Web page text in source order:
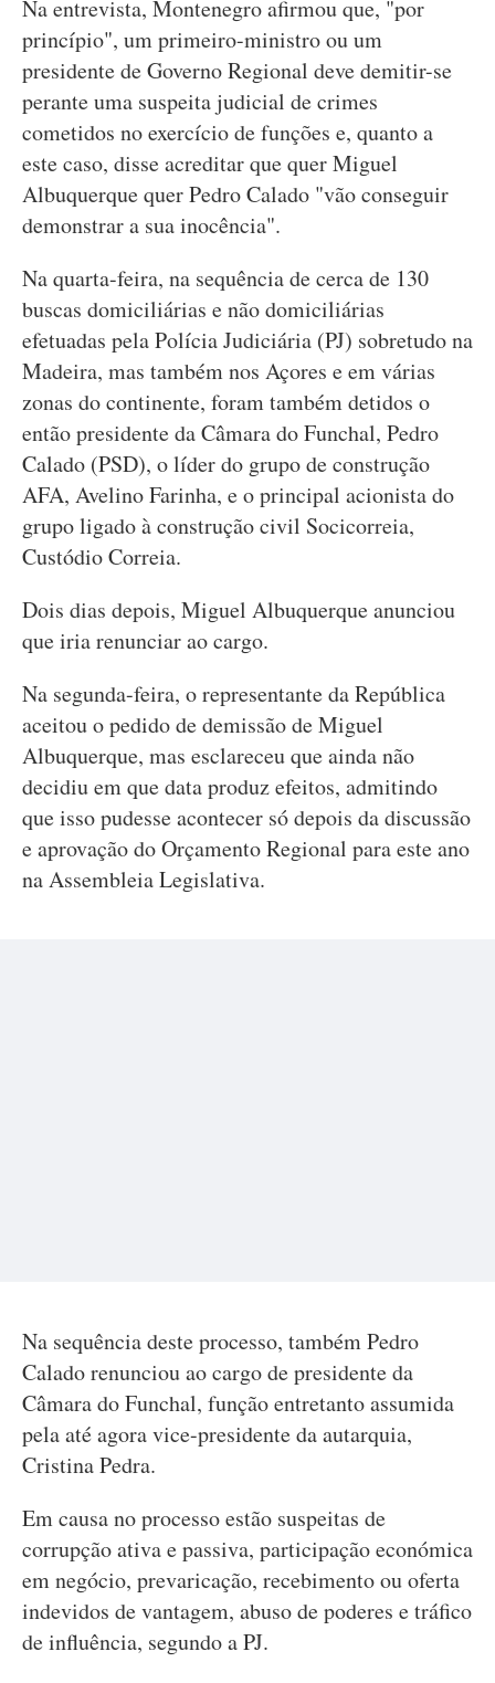
Na entrevista, Montenegro afirmou que, "por
princípio", um primeiro-ministro ou um
presidente de Governo Regional deve demitir-se
perante uma suspeita judicial de crimes
cometidos no exercício de funções e, quanto a
este caso, disse acreditar que quer Miguel
Albuquerque quer Pedro Calado "vão conseguir
demonstrar a sua inocência".
Na quarta-feira, na sequência de cerca de 130
buscas domiciliárias e não domiciliárias
efetuadas pela Polícia Judiciária (PJ) sobretudo na
Madeira, mas também nos Açores e em várias
zonas do continente, foram também detidos o
então presidente da Câmara do Funchal, Pedro
Calado (PSD), o líder do grupo de construção
AFA, Avelino Farinha, e o principal acionista do
grupo ligado à construção civil Socicorreia,
Custódio Correia.
Dois dias depois, Miguel Albuquerque anunciou
que iria renunciar ao cargo.
Na segunda-feira, o representante da República
aceitou o pedido de demissão de Miguel
Albuquerque, mas esclareceu que ainda não
decidiu em que data produz efeitos, admitindo
que isso pudesse acontecer só depois da discussão
e aprovação do Orçamento Regional para este ano
na Assembleia Legislativa.
Na sequência deste processo, também Pedro
Calado renunciou ao cargo de presidente da
Câmara do Funchal, função entretanto assumida
pela até agora vice-presidente da autarquia,
Cristina Pedra.
Em causa no processo estão suspeitas de
corrupção ativa e passiva, participação económica
em negócio, prevaricação, recebimento ou oferta
indevidos de vantagem, abuso de poderes e tráfico
de influência, segundo a PJ.